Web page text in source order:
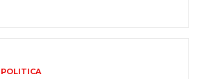
POLITICA